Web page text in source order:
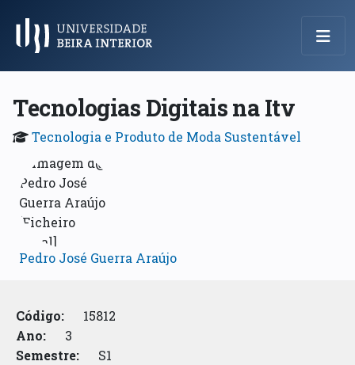
Menu Principal
Tecnologias Digitais na Itv
Tecnologia e Produto de Moda Sustentável
Pedro José Guerra Araújo
Código:
15812
Ano:
3
Semestre:
S1